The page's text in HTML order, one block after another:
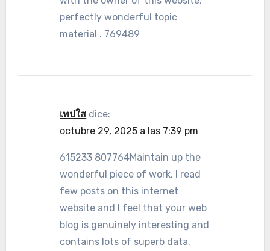
perfectly wonderful topic
material . 769489
เทปใส dice:
octubre 29, 2025 a las 7:39 pm
615233 807764Maintain up the
wonderful piece of work, I read
few posts on this internet
website and I feel that your web
blog is genuinely interesting and
contains lots of superb data.